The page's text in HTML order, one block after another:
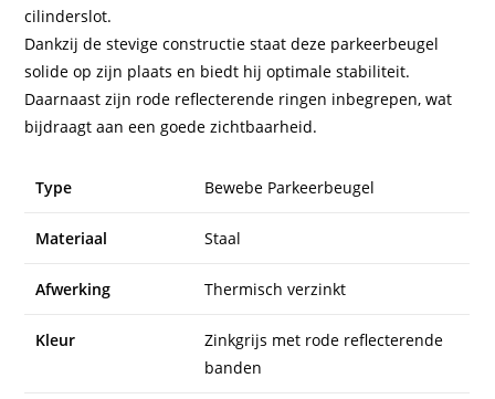
cilinderslot.
Dankzij de stevige constructie staat deze parkeerbeugel
solide op zijn plaats en biedt hij optimale stabiliteit.
Daarnaast zijn rode reflecterende ringen inbegrepen, wat
bijdraagt aan een goede zichtbaarheid.
Type Bewebe Parkeerbeugel
Materiaal Staal
Afwerking Thermisch verzinkt
Kleur
Zinkgrijs met rode reflecterende
banden